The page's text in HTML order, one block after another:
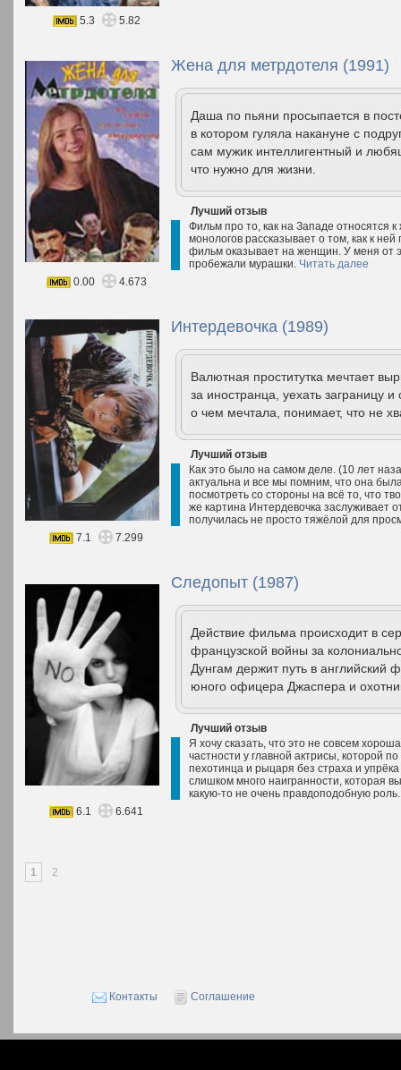
5.3 5.82
Жена для метрдотеля (1991)
Даша по пьяни просыпается в
в котором гуляла накануне с
сам мужик интеллигентный и
что нужно для жизни.
Лучший отзыв
Фильм про то, как на Западе относятся
монологов рассказывает о том, как к
фильм оказывает на женщин. У меня от
пробежали мурашки. Читать далее
0.00
4.673
Интердевочка (1989)
Валютная проститутка мечтает
за иностранца, уехать заграницу
о чем мечтала, понимает, что не
Лучший отзыв
Как это было на самом деле. (10 лет
актуальна и все мы помним, что она
посмотреть со стороны на всё то, что
же картина Интердевочка заслуживает
получилась не просто тяжёлой для
7.1
7.299
Следопыт (1987)
Действие фильма происходит в
французской войны за
Дунгам держит путь в английский
юного офицера Джаспера и
Лучший отзыв
Я хочу сказать, что это не совсем
частности у главной актрисы, которой
пехотинца и рыцаря без страха и
слишком много наигранности, которая
какую-то не очень правдоподобную
6.1
6.641
1 2
Контакты Соглашение